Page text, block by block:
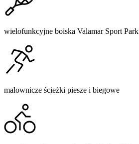
wielofunkcyjne boiska Valamar Sport Park
malownicze ścieżki piesze i biegowe